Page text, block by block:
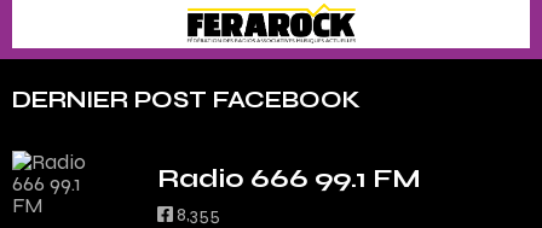
DERNIER POST FACEBOOK
Radio 666 99.1 FM
8,355